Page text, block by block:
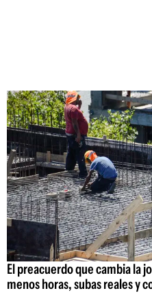
El preacuerdo que cambia la
menos horas, subas reales y